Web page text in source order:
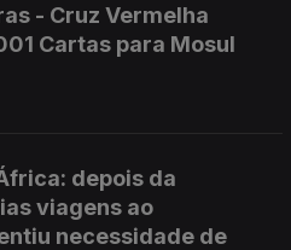
- Cruz Vermelha
Cartas para Mosul
depois da
viagens ao
necessidade de